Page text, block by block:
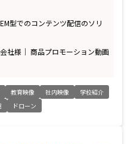
型でのコンテンツ配信のソリ
社様｜ 商品プロモーション動画
教育映像 社内映像
学校紹介
ドローン